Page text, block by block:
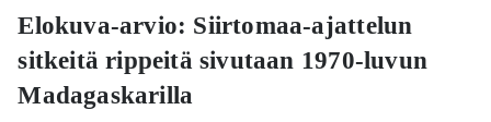
Elokuva-arvio: Siirtomaa-ajattelun
sitkeitä rippeitä sivutaan 1970-luvun
Madagaskarilla